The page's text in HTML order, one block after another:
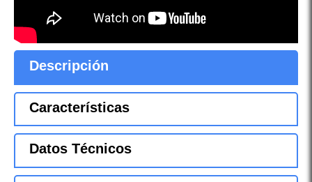
Descripción
Características
Datos Técnicos